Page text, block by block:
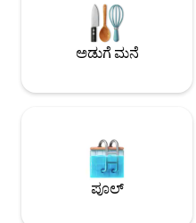
"ಫಾರ್ಮ್ ಟು ಟೇಬಲ್" ಬೆಳಗಿನ
(ಜಪಾನೀಸ್ ಅಥವಾ ಡ್ಯಾನಿಶ್) ಒಂದು
ಮುಂಚಿತವಾಗಿ 4 ಗಂಟೆಗೆ
ಮಾಡಬಹುದು. ಬೆಳಗಿನ
ಸ್ಥಳದಲ್ಲೇ ಪಾವತಿಸಬೇಕು.
ಅಡುಗೆ ಮನೆ
ಪೂಲ್